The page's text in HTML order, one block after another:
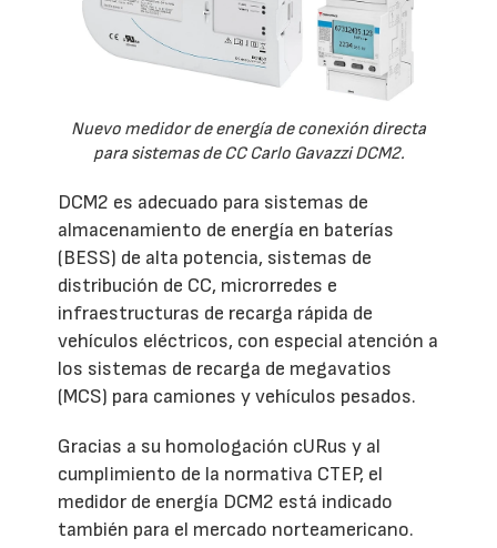
Nuevo medidor de energía de conexión directa
para sistemas de CC Carlo Gavazzi DCM2.
DCM2 es adecuado para sistemas de
almacenamiento de energía en baterías
(BESS) de alta potencia, sistemas de
distribución de CC, microrredes e
infraestructuras de recarga rápida de
vehículos eléctricos, con especial atención a
los sistemas de recarga de megavatios
(MCS) para camiones y vehículos pesados.
Gracias a su homologación cURus y al
cumplimiento de la normativa CTEP, el
medidor de energía DCM2 está indicado
también para el mercado norteamericano.